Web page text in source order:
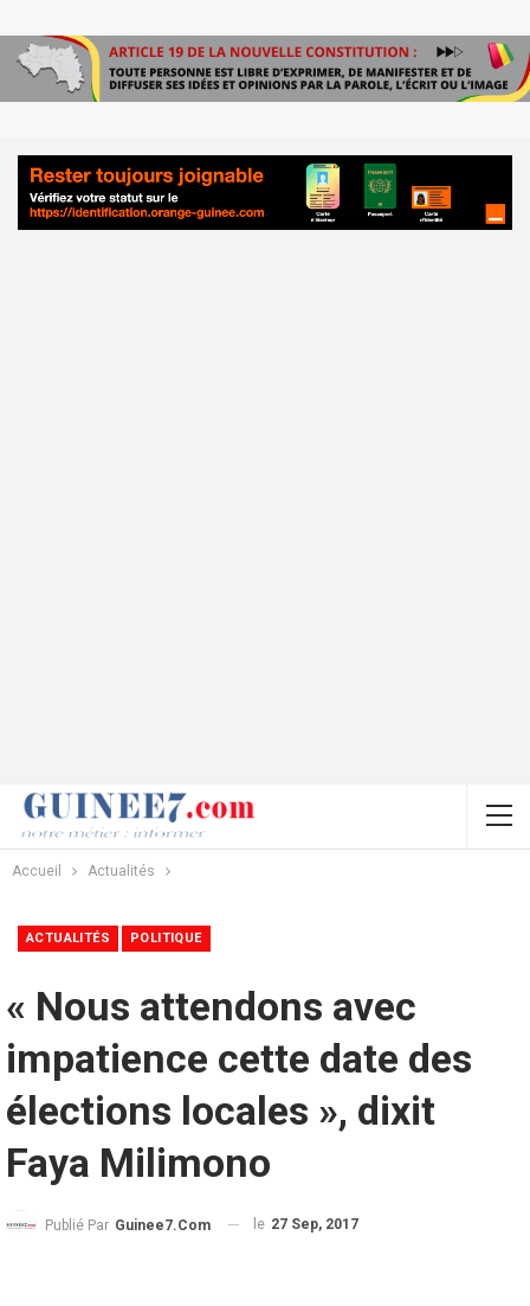
Accueil Actualités
ACTUALITÉS POLITIQUE
« Nous attendons avec
impatience cette date des
élections locales », dixit
Faya Milimono
Publié Par Guinee7.com le 27 Sep, 2017